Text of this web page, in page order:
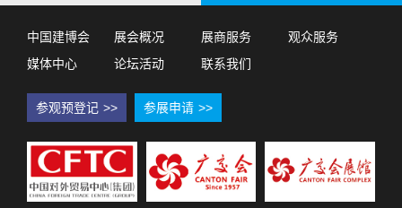
中国建博会 展会概况 展商服务
观众服务
媒体中心
论坛活动 联系我们
参观预登记 >> 参展申请 >>